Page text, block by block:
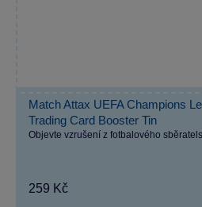
Match Attax UEFA Champions
Trading Card Booster Tin
Objevte vzrušení z fotbalového
259 Kč